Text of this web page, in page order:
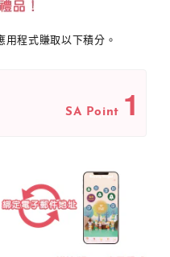
程式賺取以下積分。
SA Point 1